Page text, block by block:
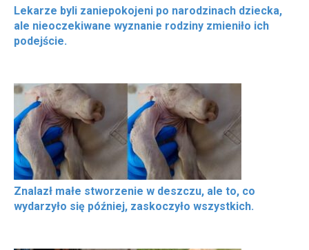
Lekarze byli zaniepokojeni po narodzinach dziecka,
ale nieoczekiwane wyznanie rodziny zmieniło ich
podejście.
Znalazł małe stworzenie w deszczu, ale to, co
wydarzyło się później, zaskoczyło wszystkich.